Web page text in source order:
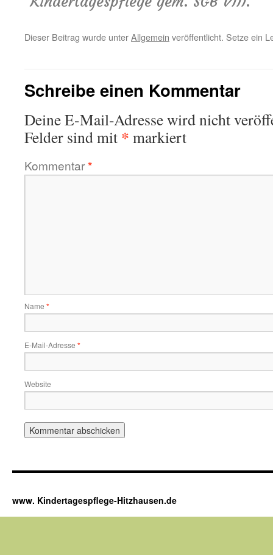
Dieser Beitrag wurde unterAllgemein veröffentlicht. Setze ein
Schreibe einen Kommentar
Deine E-Mail-Adresse wird nicht
Felder sind mit * markiert
Kommentar*
Name *
E-Mail-Adresse *
Website
www. Kindertagespflege-Hitzhausen.de